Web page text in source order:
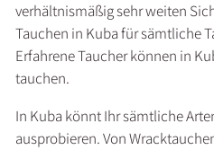
verhältnismäßig sehr weiten
Tauchen in Kuba für sämtliche
Erfahrene Taucher können in
tauchen.
In Kuba könnt Ihr sämtliche
ausprobieren. Von